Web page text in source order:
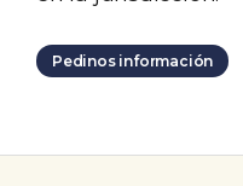
Pedinos información